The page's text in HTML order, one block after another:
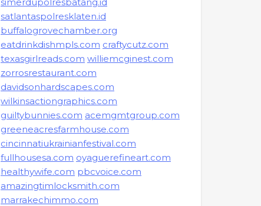
satlantaspolresklaten.id
buffalogrovechamber.org
eatdrinkdishmpls.com craftycutz.com
texasgirlreads.com williemcginest.com
zorrosrestaurant.com
davidsonhardscapes.com
wilkinsactiongraphics.com
guiltybunnies.com acemgmtgroup.com
greeneacresfarmhouse.com
cincinnatiukrainianfestival.com
fullhousesa.com oyaguerefineart.com
healthywife.com pbcvoice.com
amazingtimlocksmith.com
marrakechimmo.com